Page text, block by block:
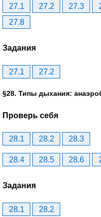
27.1 27.2 27.3
27.8
Задания
27.1 27.2
§28. Типы дыхания:
Проверь себя
28.1 28.2 28.3
28.4 28.5 28.6
Задания
28.1 28.2